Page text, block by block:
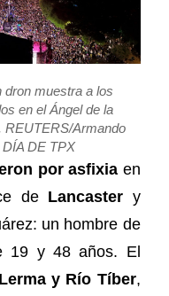
dron muestra a los
en el Ángel de la
REUTERS/Armando
DE TPX
por asfixia en
de Lancaster y
un hombre de
19 y 48 años. El
y Río Tíber,